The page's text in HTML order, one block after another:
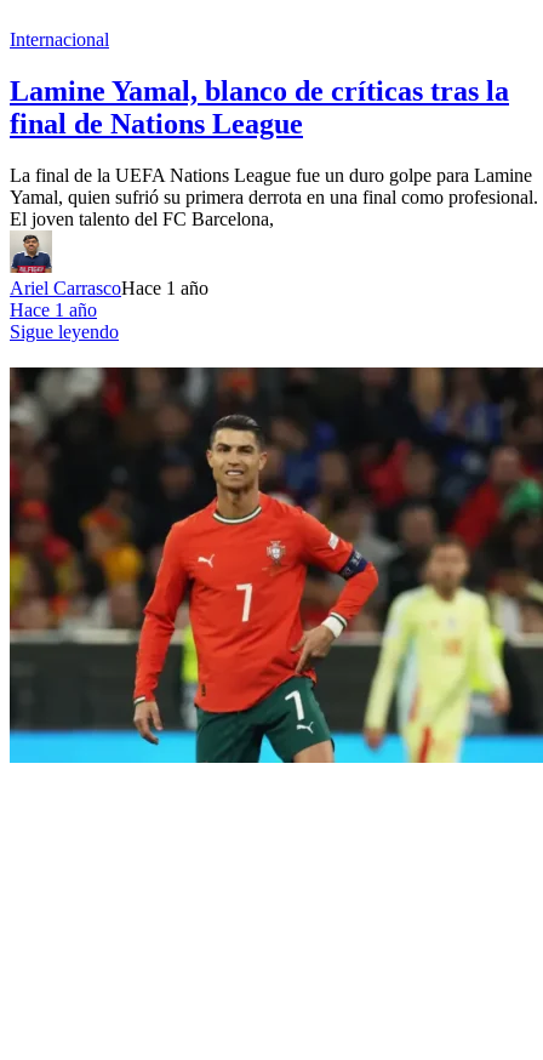
Internacional
Lamine Yamal, blanco de críticas tras la
final de Nations League
La final de la UEFA Nations League fue un duro golpe para Lamine
Yamal, quien sufrió su primera derrota en una final como profesional.
El joven talento del FC Barcelona,
Ariel CarrascoHace 1 año
Hace 1 año
Sigue leyendo